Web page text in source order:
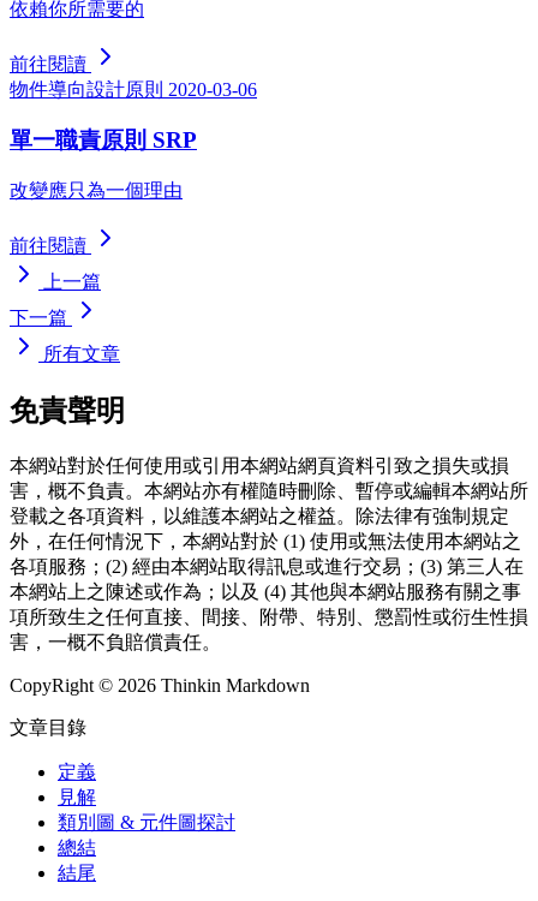
依賴你所需要的
前往閱讀
物件導向設計原則 2020-03-06
單一職責原則 SRP
改變應只為一個理由
前往閱讀
上一篇
下一篇
所有文章
免責聲明
本網站對於任何使用或引用本網站網頁資料引致之損失或損
害，概不負責。本網站亦有權隨時刪除、暫停或編輯本網站所
登載之各項資料，以維護本網站之權益。除法律有強制規定
外，在任何情況下，本網站對於 (1) 使用或無法使用本網站之
各項服務；(2) 經由本網站取得訊息或進行交易；(3) 第三人在
本網站上之陳述或作為；以及 (4) 其他與本網站服務有關之事
項所致生之任何直接、間接、附帶、特別、懲罰性或衍生性損
害，一概不負賠償責任。
CopyRight © 2026 Thinkin Markdown
文章目錄
定義
見解
類別圖 & 元件圖探討
總結
結尾